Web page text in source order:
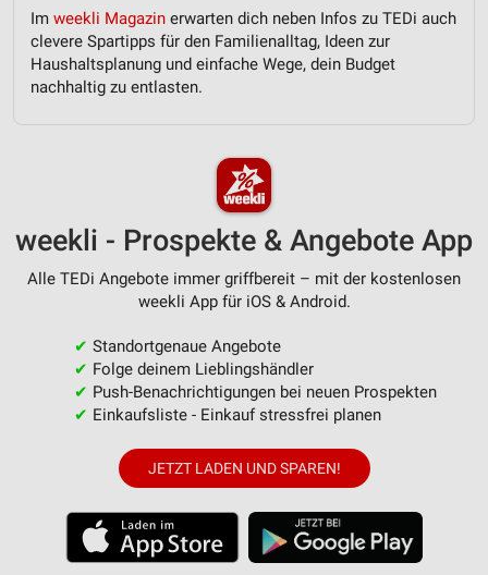
Im weekli Magazin erwarten dich neben Infos zu TEDi auch
clevere Spartipps für den Familienalltag, Ideen zur
Haushaltsplanung und einfache Wege, dein Budget
nachhaltig zu entlasten.
weekli - Prospekte & Angebote App
Alle TEDi Angebote immer griffbereit – mit der kostenlosen
weekli App für iOS & Android.
✔ Standortgenaue Angebote
✔ Folge deinem Lieblingshändler
✔ Push-Benachrichtigungen bei neuen Prospekten
✔ Einkaufsliste - Einkauf stressfrei planen
JETZT LADEN UND SPAREN!